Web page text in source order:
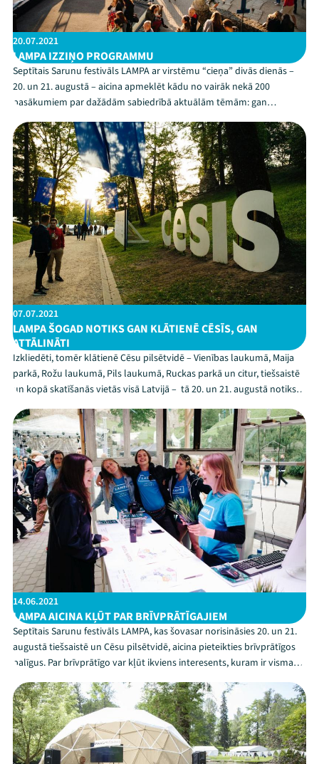
Threads
20.07.2021
LAMPA IZZIŅO PROGRAMMU
Septītais Sarunu festivāls LAMPA ar virstēmu “cieņa” divās dienās –
20. un 21. augustā – aicina apmeklēt kādu no vairāk nekā 200
pasākumiem par dažādām sabiedrībā aktuālām tēmām: gan
pievienojoties klātienē Cēsīs vai tiešsaistē un kopā ...
07.07.2021
LAMPA ŠOGAD NOTIKS GAN KLĀTIENĒ CĒSĪS, GAN
ATTĀLINĀTI
Izkliedēti, tomēr klātienē Cēsu pilsētvidē – Vienības laukumā, Maija
parkā, Rožu laukumā, Pils laukumā, Ruckas parkā un citur, tiešsaistē
un kopā skatīšanās vietās visā Latvijā – tā 20. un 21. augustā notiks
septītais Sarunu festivāls LAMPA. Jau pavisam drīz, 20. jūlijā, tiks
izziņota festivāla pro...
14.06.2021
LAMPA AICINA KĻŪT PAR BRĪVPRĀTĪGAJIEM
Septītais Sarunu festivāls LAMPA, kas šovasar norisināsies 20. un 21.
augustā tiešsaistē un Cēsu pilsētvidē, aicina pieteikties brīvprātīgos
palīgus. Par brīvprātīgo var kļūt ikviens interesents, kuram ir vismaz
gataviem Cēsu un apkaime...